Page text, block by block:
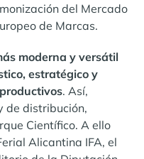
del Mercado
de Marcas.
moderna y versátil
estratégico y
. Así,
de distribución,
Científico. A ello
Alicantina IFA, el